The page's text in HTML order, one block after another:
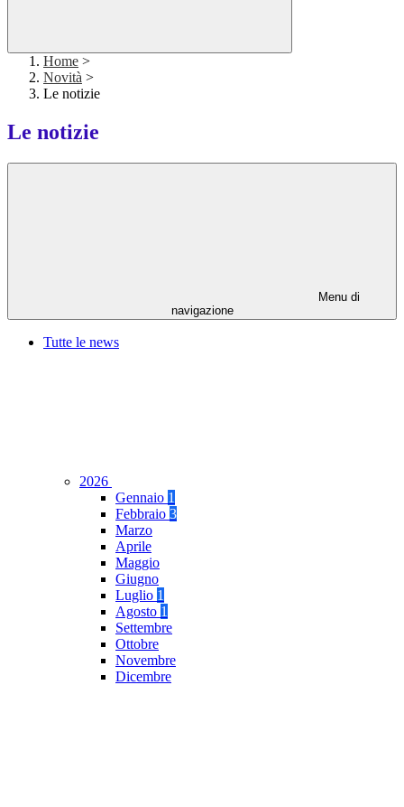
Home >
Novità >
Le notizie
Le notizie
Menu di
navigazione
Tutte le news
2026
Gennaio 1
Febbraio 3
Marzo
Aprile
Maggio
Giugno
Luglio 1
Agosto 1
Settembre
Ottobre
Novembre
Dicembre